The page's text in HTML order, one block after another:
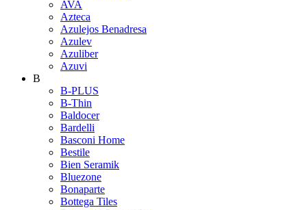
AVA
Azteca
Azulejos Benadresa
Azulev
Azuliber
Azuvi
B
B-PLUS
B-Thin
Baldocer
Bardelli
Basconi Home
Bestile
Bien Seramik
Bluezone
Bonaparte
Bottega Tiles